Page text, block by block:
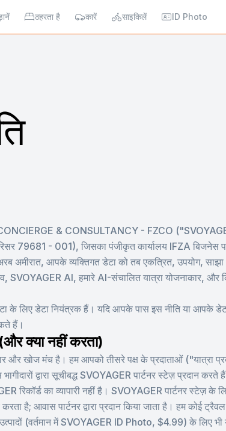
ठहरता है कारें साइकिलें ID Photo
CONCIERGE & CONSULTANCY - FZCO
- 001), जिसका पंजीकृत कार्यालय IFZA बिजनेस
आपके व्यक्तिगत डेटा को तब एकत्रित, उपयोग, साझा
AI, हमारे AI-संचालित यात्रा योजनाकार,
के लिए डेटा नियंत्रक हैं। यदि आपके पास इस नीति या आपके
हैं।
क्या नहीं करता)
और खोज मंच है। हम आपको तीसरे पक्ष के प्रदाताओं ("यात्रा
द्वारा सूचीबद्ध SVOYAGER पार्टनर स्टेज़ प्रदान करते
रिकॉर्ड का व्यापारी नहीं है। SVOYAGER पार्टनर स्टेज़
है; आवास पार्टनर द्वारा प्रदान किया जाता है। हम कोई
(वर्तमान में SVOYAGER ID Photo, $4.99) के लिए भी